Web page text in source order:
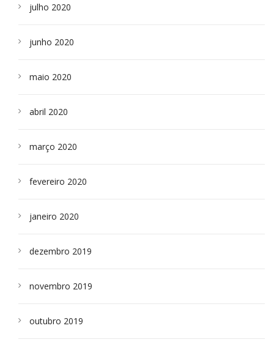
julho 2020
junho 2020
maio 2020
abril 2020
março 2020
fevereiro 2020
janeiro 2020
dezembro 2019
novembro 2019
outubro 2019